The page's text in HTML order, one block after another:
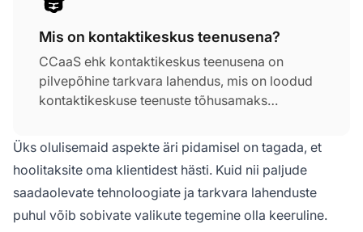
Mis on kontaktikeskus teenusena?
CCaaS ehk kontaktikeskus teenusena on
pilvepõhine tarkvara lahendus, mis on loodud
kontaktikeskuse teenuste tõhusamaks
täielikku tuge ja hooldust kõigile
kontaktikeskuse tehnoloogiatele, et parandada
klienditugi kvaliteeti.
Üks olulisemaid aspekte äri pidamisel on tagada, et
hoolitaksite oma klientidest hästi. Kuid nii paljude
saadaolevate tehnoloogiate ja tarkvara lahenduste
puhul võib sobivate valikute tegemine olla keeruline.